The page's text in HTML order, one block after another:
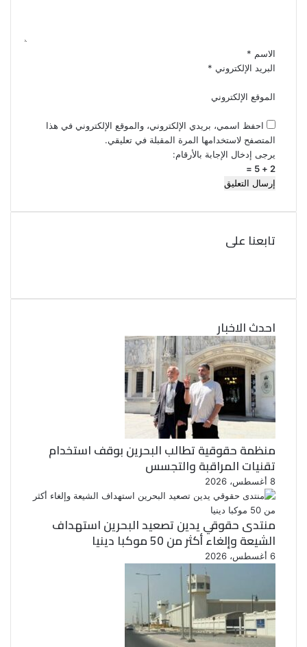
الاسم *
البريد الإلكتروني *
الموقع الإلكتروني
احفظ اسمي، بريدي الإلكتروني، والموقع الإلكتروني في هذا
المتصفح لاستخدامها المرة المقبلة في تعليقي.
يرجى إدخال الإجابة بالأرقام:
2 + 5 =
تابعنا على
ب
ك
ي
ر
احدث الاخبار
منظمة حقوقية تطالب البحرين بوقف استخدام
تقنيات المراقبة والتجسس
8 أغسطس، 2026
منتدى حقوقي يدين تصعيد البحرين استهداف
الشيعة وإلغاء أكثر من 50 موكبا دينيا
6 أغسطس، 2026